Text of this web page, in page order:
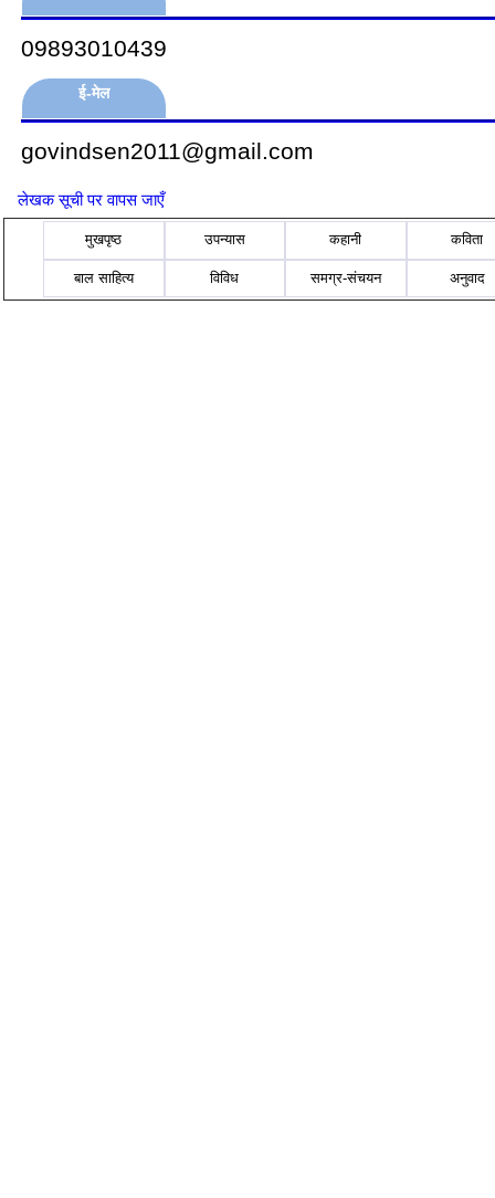
09893010439
ई-मेल
govindsen2011@gmail.com
लेखक सूची पर वापस जाएँ
मुखपृष्ठ उपन्यास कहानी कविता
बाल साहित्य विविध समग्र-संचयन अनुवाद